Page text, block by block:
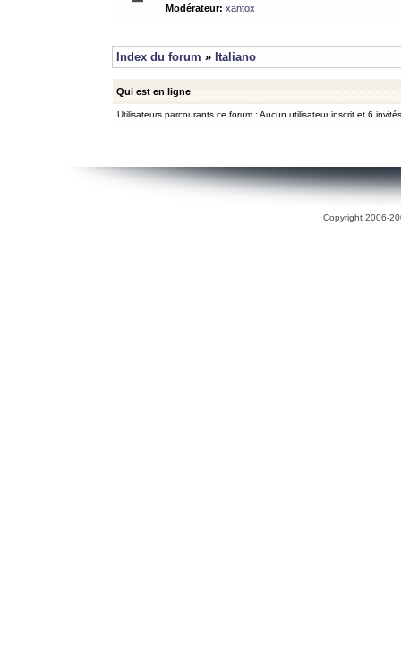
Modérateur: xantox
Index du forum » Italiano
Qui est en ligne
Utilisateurs parcourants ce forum : Aucun utilisateur inscrit et 6 invités
Copyright 2006-